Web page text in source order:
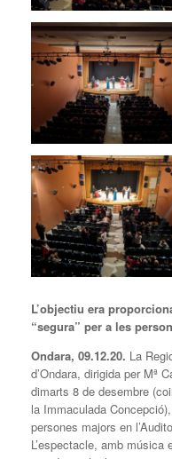
L’objectiu era
“segura” per a les
Ondara, 09.12.20. La
d’Ondara, dirigida per Mª
dimarts 8 de desembre
la Immaculada
persones majors en
L’espectacle, amb